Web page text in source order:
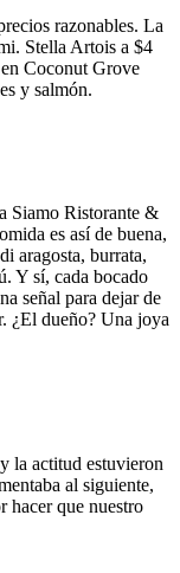
razonables. La
Stella Artois a $4
Coconut Grove
y salmón.
Siamo Ristorante &
es así de buena,
aragosta, burrata,
Y sí, cada bocado
señal para dejar de
¿El dueño? Una joya
la actitud estuvieron
al siguiente,
hacer que nuestro